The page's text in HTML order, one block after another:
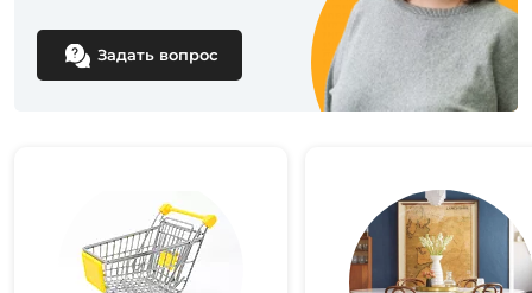
Задать вопрос